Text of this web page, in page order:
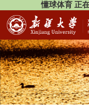
懂球体育 正